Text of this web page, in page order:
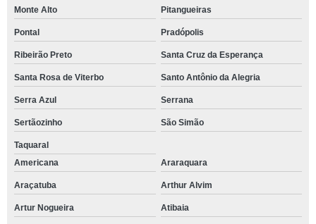
Monte Alto Pitangueiras
Pontal Pradópolis
Ribeirão Preto Santa Cruz da Esperança
Santa Rosa de Viterbo Santo Antônio da Alegria
Serra Azul Serrana
Sertãozinho São Simão
Taquaral
Americana
Araraquara
Araçatuba Arthur Alvim
Artur Nogueira Atibaia